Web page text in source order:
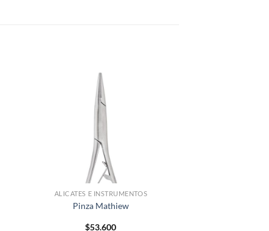
ALICATES E INSTRUMENTOS
Pinza Mathiew
$53.600